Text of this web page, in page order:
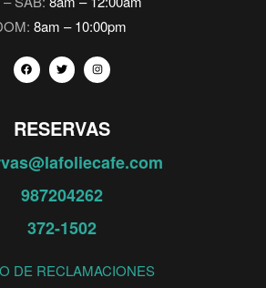
8am – 10:00pm
RESERVAS
987204262
372-1502
DE RECLAMACIONES